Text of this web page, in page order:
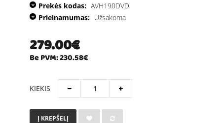
Prekės kodas: AVH190DVD
Prieinamumas: Užsakoma
279.00€
Be PVM: 230.58€
KIEKIS
Į KREPŠELĮ